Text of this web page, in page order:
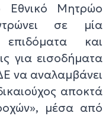
Εθνικό Μητρώο
σε μία
και
για εισοδήματα
να αναλαμβάνει
αποκτά
μέσα από